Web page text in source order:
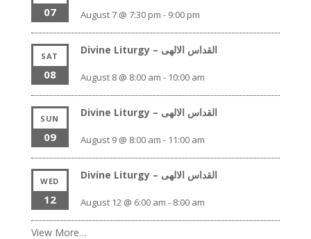
07 August 7 @ 7:30 pm - 9:00 pm
SAT
08
Divine Liturgy – القداس الالهى
August 8 @ 8:00 am - 10:00 am
SUN
09
Divine Liturgy – القداس الالهى
August 9 @ 8:00 am - 11:00 am
WED
12
Divine Liturgy – القداس الالهى
August 12 @ 6:00 am - 8:00 am
View More…